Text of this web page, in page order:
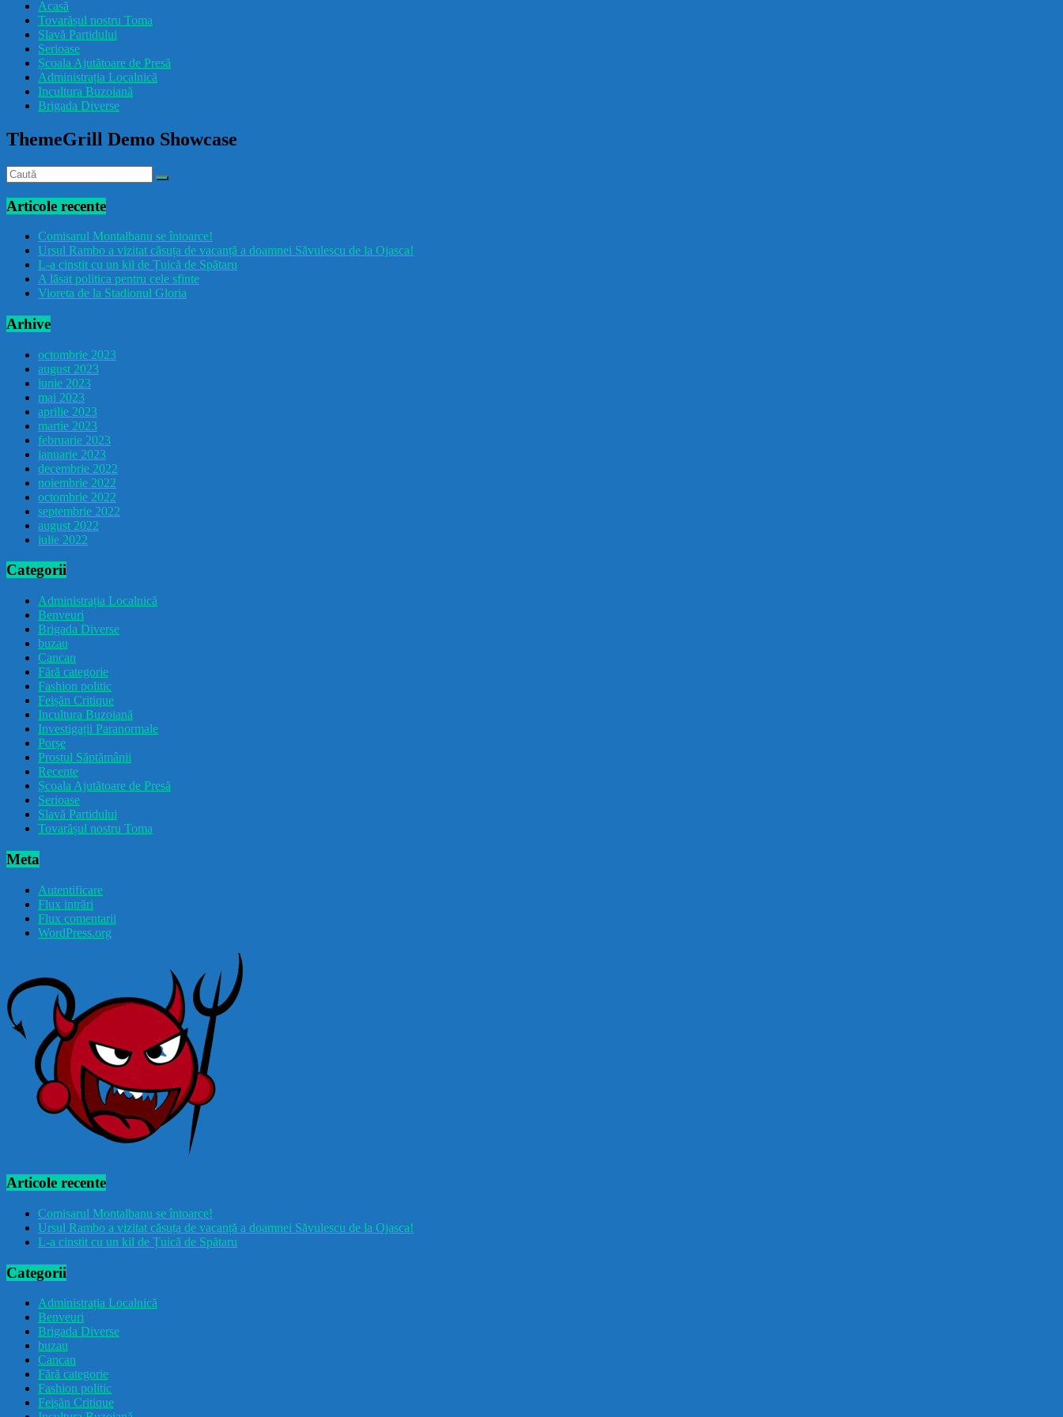
Acasă
Tovarășul nostru Toma
Slavă Partidului
Serioase
Școala Ajutătoare de Presă
Administrația Localnică
Incultura Buzoiană
Brigada Diverse
ThemeGrill Demo Showcase
Articole recente
Comisarul Montalbanu se întoarce!
Ursul Rambo a vizitat căsuța de vacanță a doamnei Săvulescu de la Ojasca!
L-a cinstit cu un kil de Țuică de Spătaru
A lăsat politica pentru cele sfinte
Vioreta de la Stadionul Gloria
Arhive
octombrie 2023
august 2023
iunie 2023
mai 2023
aprilie 2023
martie 2023
februarie 2023
ianuarie 2023
decembrie 2022
noiembrie 2022
octombrie 2022
septembrie 2022
august 2022
iulie 2022
Categorii
Administrația Localnică
Benveuri
Brigada Diverse
buzau
Cancan
Fără categorie
Fashion politic
Feișăn Critique
Incultura Buzoiană
Investigații Paranormale
Porșe
Prostul Săptămânii
Recente
Școala Ajutătoare de Presă
Serioase
Slavă Partidului
Tovarășul nostru Toma
Meta
Autentificare
Flux intrări
Flux comentarii
WordPress.org
Articole recente
Comisarul Montalbanu se întoarce!
Ursul Rambo a vizitat căsuța de vacanță a doamnei Săvulescu de la Ojasca!
L-a cinstit cu un kil de Țuică de Spătaru
Categorii
Administrația Localnică
Benveuri
Brigada Diverse
buzau
Cancan
Fără categorie
Fashion politic
Feișăn Critique